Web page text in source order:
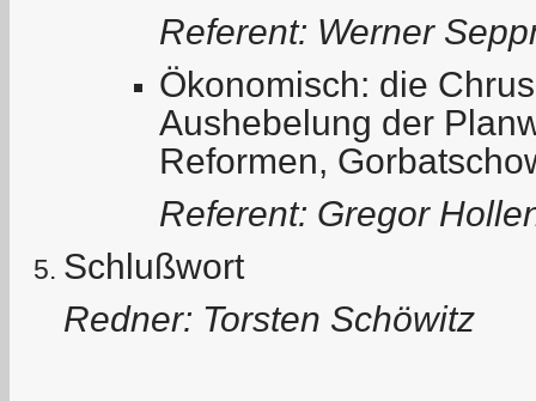
Referent: Werner
Ökonomisch: die
Aushebelung der
Reformen,
Referent: Gregor
Schlußwort
Redner: Torsten Schöwitz